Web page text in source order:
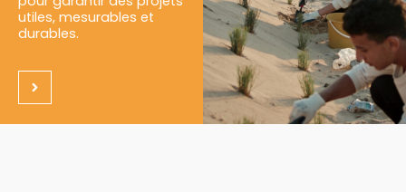
utiles, mesurables et
durables.